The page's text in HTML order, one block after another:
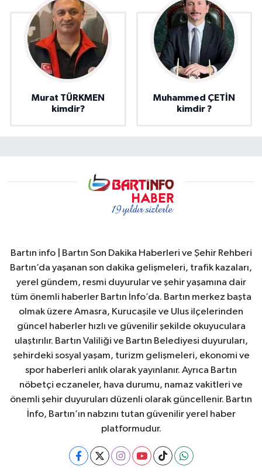
Murat TÜRKMEN
kimdir?
Muhammed ÇETİN
kimdir ?
Bartın info | Bartın Son Dakika Haberleri ve Şehir Rehberi
Bartın’da yaşanan son dakika gelişmeleri, trafik kazaları,
yerel gündem, resmi duyurular ve şehir yaşamına dair
tüm önemli haberler Bartın İnfo’da. Bartın merkez başta
olmak üzere Amasra, Kurucaşile ve Ulus ilçelerinden
güncel haberler hızlı ve güvenilir şekilde okuyuculara
ulaştırılır. Bartın Valiliği ve Bartın Belediyesi duyuruları,
şehirdeki sosyal yaşam, turizm gelişmeleri, ekonomi ve
spor haberleri anlık olarak yayınlanır. Ayrıca Bartın
nöbetçi eczaneler, hava durumu, namaz vakitleri ve
önemli şehir duyuruları düzenli olarak güncellenir. Bartın
İnfo, Bartın’ın nabzını tutan güvenilir yerel haber
platformudur.